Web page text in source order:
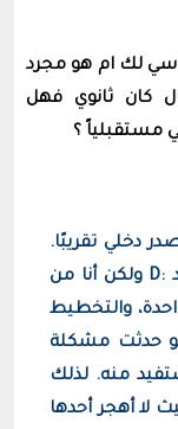
لك ام هو مجرد
كان ثانوي فهل
مستقبلياً ؟
دخلي تقريبًا.
لو جاء بأكثر من هذا لن أعترض بالتأكيد :D ولكن أنا من
والتخطيط
حدثت مشكلة
منه. لذلك
لا أهجر أحدها